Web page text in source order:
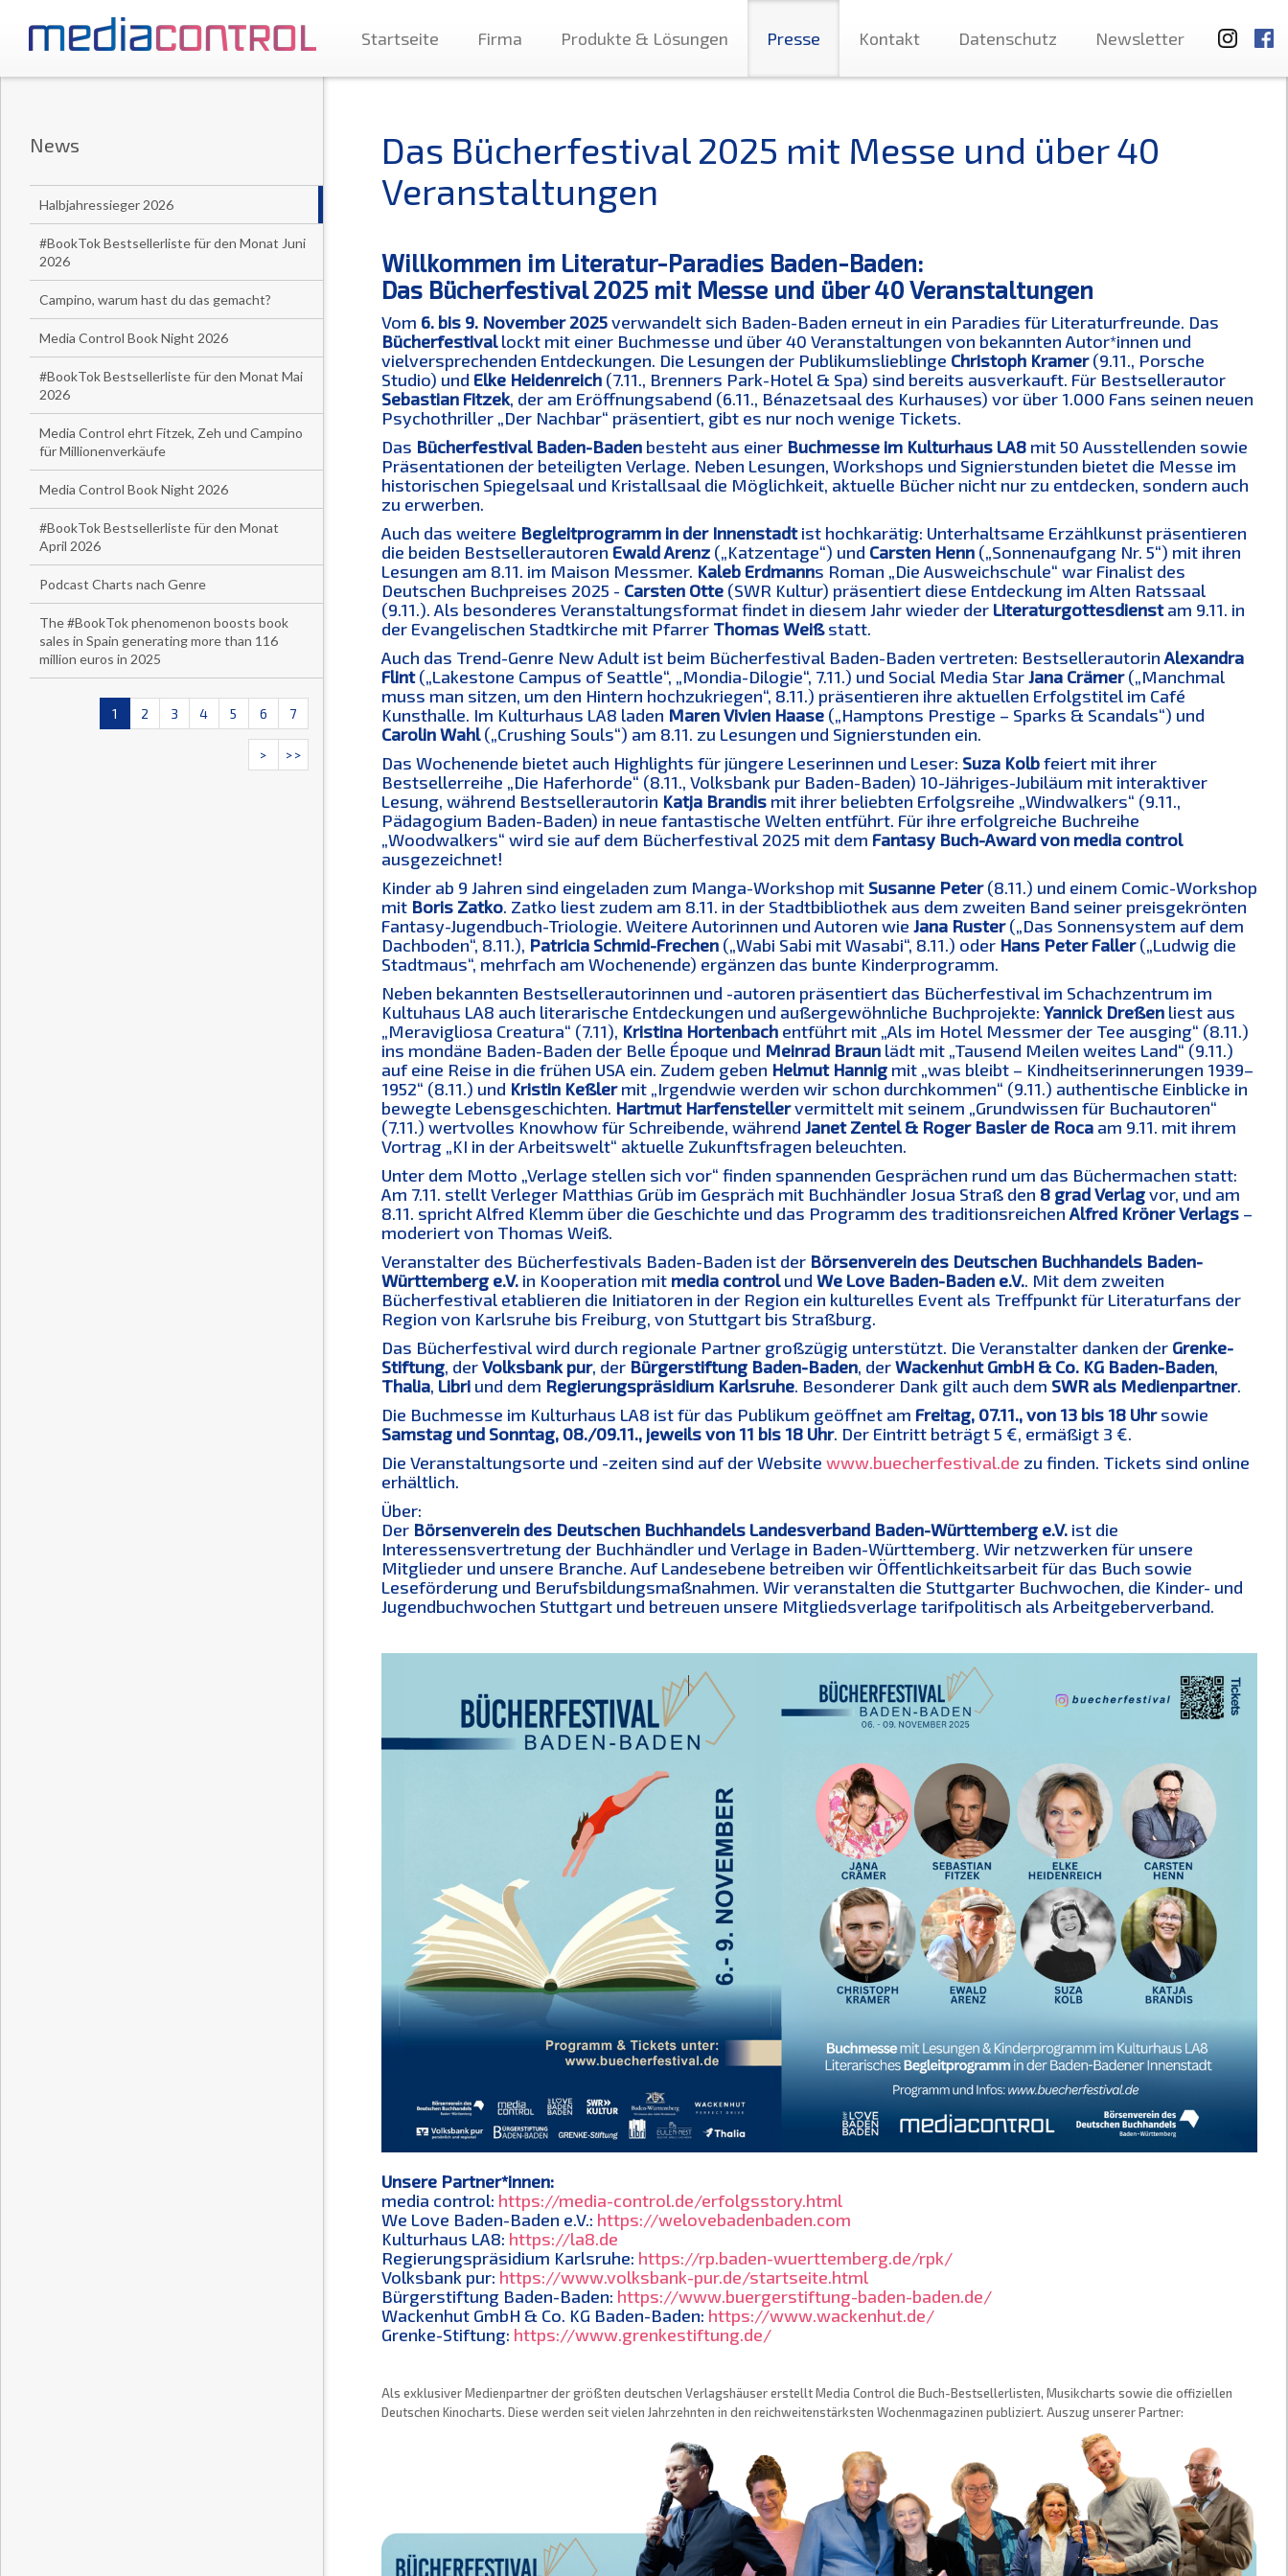
Startseite Firma Produkte & Lösungen Presse Kontakt Datenschutz Newsletter
News
Halbjahressieger 2026
#BookTok Bestsellerliste für den Monat Juni
2026
Campino, warum hast du das gemacht?
Media Control Book Night 2026
#BookTok Bestsellerliste für den Monat Mai
2026
Media Control ehrt Fitzek, Zeh und Campino
für Millionenverkäufe
Media Control Book Night 2026
#BookTok Bestsellerliste für den Monat
April 2026
Podcast Charts nach Genre
The #BookTok phenomenon boosts book
sales in Spain generating more than 116
million euros in 2025
1 2 3 4 5 6 7
> >>
Das Bücherfestival 2025 mit Messe und über 40
Veranstaltungen
Willkommen im Literatur-Paradies Baden-Baden:
Das Bücherfestival 2025 mit Messe und über 40 Veranstaltungen
Vom 6. bis 9. November 2025verwandelt sich Baden-Baden erneut in ein Paradies für Literaturfreunde. Das
Bücherfestivallockt mit einer Buchmesse und über 40 Veranstaltungen von bekannten Autor*innen und
vielversprechenden Entdeckungen. Die Lesungen der Publikumslieblinge Christoph Kramer(9.11., Porsche
Studio) und Elke Heidenreich(7.11., Brenners Park-Hotel & Spa) sind bereits ausverkauft. Für Bestsellerautor
Sebastian Fitzek, der am Eröffnungsabend (6.11., Bénazetsaal des Kurhauses) vor über 1.000 Fans seinen neuen
Psychothriller „Der Nachbar“ präsentiert, gibt es nur noch wenige Tickets.
Das Bücherfestival Baden-Badenbesteht aus einer Buchmesse im Kulturhaus LA8mit 50 Ausstellenden sowie
Präsentationen der beteiligten Verlage. Neben Lesungen, Workshops und Signierstunden bietet die Messe im
historischen Spiegelsaal und Kristallsaal die Möglichkeit, aktuelle Bücher nicht nur zu entdecken, sondern auch
zu erwerben.
Auch das weitere Begleitprogramm in der Innenstadtist hochkarätig: Unterhaltsame Erzählkunst präsentieren
die beiden Bestsellerautoren Ewald Arenz(„Katzentage“) und Carsten Henn(„Sonnenaufgang Nr. 5“) mit ihren
Lesungen am 8.11. im Maison Messmer. Kaleb Erdmanns Roman „Die Ausweichschule“ war Finalist des
Deutschen Buchpreises 2025 - Carsten Otte(SWR Kultur) präsentiert diese Entdeckung im Alten Ratssaal
(9.11.). Als besonderes Veranstaltungsformat findet in diesem Jahr wieder der Literaturgottesdienstam 9.11. in
der Evangelischen Stadtkirche mit Pfarrer Thomas Weißstatt.
Auch das Trend-Genre New Adult ist beim Bücherfestival Baden-Baden vertreten: Bestsellerautorin Alexandra
Flint(„Lakestone Campus of Seattle“, „Mondia-Dilogie“, 7.11.) und Social Media StarJana Crämer(„Manchmal
muss man sitzen, um den Hintern hochzukriegen“, 8.11.) präsentieren ihre aktuellen Erfolgstitel im Café
Kunsthalle. Im Kulturhaus LA8 laden Maren Vivien Haase(„Hamptons Prestige – Sparks & Scandals“) und
Carolin Wahl(„Crushing Souls“) am 8.11. zu Lesungen und Signierstunden ein.
Das Wochenende bietet auch Highlights für jüngere Leserinnen und Leser: Suza Kolbfeiert mit ihrer
Bestsellerreihe „Die Haferhorde“ (8.11., Volksbank pur Baden-Baden) 10-Jähriges-Jubiläum mit interaktiver
Lesung, während Bestsellerautorin Katja Brandismit ihrer beliebten Erfolgsreihe „Windwalkers“ (9.11.,
Pädagogium Baden-Baden) in neue fantastische Welten entführt. Für ihre erfolgreiche Buchreihe
„Woodwalkers“ wird sie auf dem Bücherfestival 2025 mit dem Fantasy Buch-Award von media control
ausgezeichnet!
Kinder ab 9 Jahren sind eingeladen zum Manga-Workshop mitSusanne Peter(8.11.) und einem Comic-Workshop
mit Boris Zatko. Zatko liest zudem am 8.11. in der Stadtbibliothek aus dem zweiten Band seiner preisgekrönten
Fantasy-Jugendbuch-Triologie. Weitere Autorinnen und Autoren wie Jana Ruster(„Das Sonnensystem auf dem
Dachboden“, 8.11.), Patricia Schmid-Frechen(„Wabi Sabi mit Wasabi“, 8.11.) oder Hans Peter Faller(„Ludwig die
Stadtmaus“, mehrfach am Wochenende) ergänzen das bunte Kinderprogramm.
Neben bekannten Bestsellerautorinnen und -autoren präsentiert das Bücherfestival im Schachzentrum im
Kultuhaus LA8 auch literarische Entdeckungen und außergewöhnliche Buchprojekte:Yannick Dreßenliest aus
„Meravigliosa Creatura“ (7.11), Kristina Hortenbachentführt mit „Als im Hotel Messmer der Tee ausging“ (8.11.)
ins mondäne Baden-Baden der Belle Époque und Meinrad Braunlädt mit „Tausend Meilen weites Land“ (9.11.)
auf eine Reise in die frühen USA ein. Zudem geben Helmut Hannigmit „was bleibt – Kindheitserinnerungen 1939–
1952“ (8.11.) und Kristin Keßlermit „Irgendwie werden wir schon durchkommen“ (9.11.) authentische Einblicke in
bewegte Lebensgeschichten. Hartmut Harfenstellervermittelt mit seinem „Grundwissen für Buchautoren“
(7.11.) wertvolles Knowhow für Schreibende, während Janet Zentel & Roger Basler de Rocaam 9.11. mit ihrem
Vortrag „KI in der Arbeitswelt“ aktuelle Zukunftsfragen beleuchten.
Unter dem Motto „Verlage stellen sich vor“ finden spannenden Gesprächen rund um das Büchermachen statt:
Am 7.11. stellt Verleger Matthias Grüb im Gespräch mit Buchhändler Josua Straß den 8 grad Verlagvor, und am
8.11. spricht Alfred Klemm über die Geschichte und das Programm des traditionsreichen Alfred Kröner Verlags–
moderiert von Thomas Weiß.
Veranstalter des Bücherfestivals Baden-Baden ist der Börsenverein des Deutschen Buchhandels Baden-
Württemberg e.V.in Kooperation mit media controlund We Love Baden-Baden e.V.. Mit dem zweiten
Bücherfestival etablieren die Initiatoren in der Region ein kulturelles Event als Treffpunkt für Literaturfans der
Region von Karlsruhe bis Freiburg, von Stuttgart bis Straßburg.
Das Bücherfestival wird durch regionale Partner großzügig unterstützt. Die Veranstalter danken der Grenke-
Stiftung, derVolksbank pur, der Bürgerstiftung Baden-Baden, derWackenhut GmbH & Co. KG Baden-Baden,
Thalia, Libriund dem Regierungspräsidium Karlsruhe. Besonderer Dank gilt auch dem SWR als Medienpartner.
Die Buchmesse im Kulturhaus LA8 ist für das Publikum geöffnet am Freitag, 07.11., von 13 bis 18 Uhrsowie
Samstag und Sonntag, 08./09.11., jeweils von 11 bis 18 Uhr. Der Eintritt beträgt 5 €, ermäßigt 3 €.
Die Veranstaltungsorte und -zeiten sind auf der Website www.buecherfestival.de zu finden. Tickets sind online
erhältlich.
Über:
Der Börsenverein des Deutschen Buchhandels Landesverband Baden-Württemberg e.V.ist die
Interessensvertretung der Buchhändler und Verlage in Baden-Württemberg. Wir netzwerken für unsere
Mitglieder und unsere Branche. Auf Landesebene betreiben wir Öffentlichkeitsarbeit für das Buch sowie
Leseförderung und Berufsbildungsmaßnahmen. Wir veranstalten die Stuttgarter Buchwochen, die Kinder- und
Jugendbuchwochen Stuttgart und betreuen unsere Mitgliedsverlage tarifpolitisch als Arbeitgeberverband.
Unsere Partner*innen:
media control: https://media-control.de/erfolgsstory.html
We Love Baden-Baden e.V.: https://welovebadenbaden.com
Kulturhaus LA8: https://la8.de
Regierungspräsidium Karlsruhe: https://rp.baden-wuerttemberg.de/rpk/
Volksbank pur: https://www.volksbank-pur.de/startseite.html
Bürgerstiftung Baden-Baden: https://www.buergerstiftung-baden-baden.de/
Wackenhut GmbH & Co. KG Baden-Baden: https://www.wackenhut.de/
Grenke-Stiftung: https://www.grenkestiftung.de/
Als exklusiver Medienpartner der größten deutschen Verlagshäuser erstellt Media Control die Buch-Bestsellerlisten, Musikcharts sowie die offiziellen
Deutschen Kinocharts. Diese werden seit vielen Jahrzehnten in den reichweitenstärksten Wochenmagazinen publiziert. Auszug unserer Partner: